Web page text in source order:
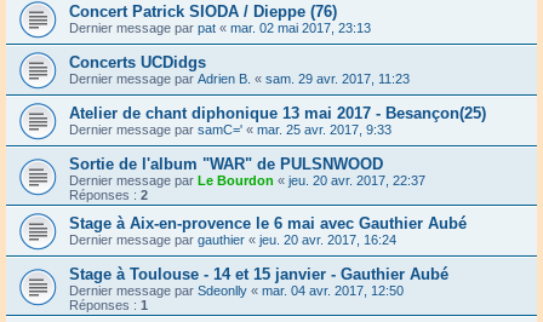
Concert Patrick SIODA / Dieppe (76)
Dernier message par pat « mar. 02 mai 2017, 23:13
Concerts UCDidgs
Dernier message par Adrien B. « sam. 29 avr. 2017, 11:23
Atelier de chant diphonique 13 mai 2017 - Besançon(25)
Dernier message par samC=' « mar. 25 avr. 2017, 9:33
Sortie de l'album "WAR" de PULSNWOOD
Dernier message par Le Bourdon « jeu. 20 avr. 2017, 22:37
Réponses : 2
Stage à Aix-en-provence le 6 mai avec Gauthier Aubé
Dernier message par gauthier « jeu. 20 avr. 2017, 16:24
Stage à Toulouse - 14 et 15 janvier - Gauthier Aubé
Dernier message par Sdeonlly « mar. 04 avr. 2017, 12:50
Réponses : 1